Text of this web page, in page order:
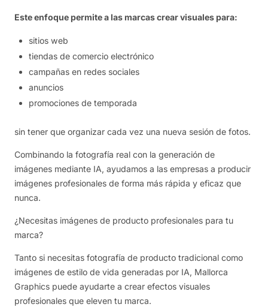
Este enfoque permite a las marcas crear visuales para:
sitios web
tiendas de comercio electrónico
campañas en redes sociales
anuncios
promociones de temporada
sin tener que organizar cada vez una nueva sesión de fotos.
Combinando la fotografía real con la generación de
imágenes mediante IA, ayudamos a las empresas a producir
imágenes profesionales de forma más rápida y eficaz que
nunca.
¿Necesitas imágenes de producto profesionales para tu
marca?
Tanto si necesitas fotografía de producto tradicional como
imágenes de estilo de vida generadas por IA, Mallorca
Graphics puede ayudarte a crear efectos visuales
profesionales que eleven tu marca.